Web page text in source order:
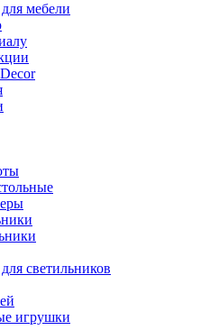
мебели
светильников
игрушки